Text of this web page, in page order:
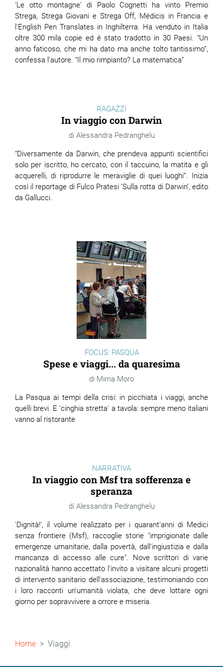
'Le otto montagne' di Paolo Cognetti ha vinto Premio
Strega, Strega Giovani e Strega Off, Médicis in Francia e
l'English Pen Translates in Inghilterra. Ha venduto in Italia
oltre 300 mila copie ed è stato tradotto in 30 Paesi. “Un
anno faticoso, che mi ha dato ma anche tolto tantissimo”,
confessa l'autore. “Il mio rimpianto? La matematica”
RAGAZZI
In viaggio con Darwin
Alessandra Pedranghelu
“Diversamente da Darwin, che prendeva appunti scientifici
solo per iscritto, ho cercato, con il taccuino, la matita e gli
acquerelli, di riprodurre le meraviglie di quei luoghi”. Inizia
così il reportage di Fulco Pratesi ‘Sulla rotta di Darwin’, edito
da Gallucci.
FOCUS: PASQUA
Spese e viaggi... da quaresima
Mirna Moro
La Pasqua ai tempi della crisi: in picchiata i viaggi, anche
quelli brevi. E 'cinghia stretta' a tavola: sempre meno italiani
vanno al ristorante
NARRATIVA
In viaggio con Msf tra sofferenza e
speranza
Alessandra Pedranghelu
'Dignità!', il volume realizzato per i quarant'anni di Medici
senza frontiere (Msf), raccoglie storie "imprigionate dalle
emergenze umanitarie, dalla povertà, dall'ingiustizia e dalla
mancanza di accesso alle cure". Nove scrittori di varie
nazionalità hanno accettato l'invito a visitare alcuni progetti
di intervento sanitario dell'associazione, testimoniando con
i loro racconti un'umanità violata, che deve lottare ogni
giorno per sopravvivere a orrore e miseria.
Briciole
Home Viaggi